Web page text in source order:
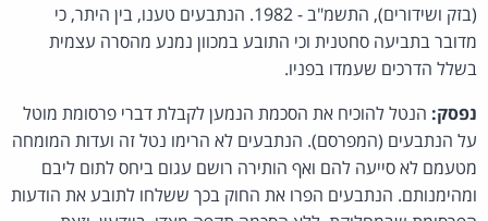
(בזק ושידורים), התשמ"ב - 1982. הנתבעים טענו, בין היתר, כי
מדובר בתביעה סחטנית וכי התובע במכוון נמנע מהסרה עצמית
בשלל הדרכים שעמדו בפניו.
נפסק: הנטל להוכיח את הסכמת הנמען לקבלת דברי פרסומת מוטל
על הנתבעים (המפרסם). הנתבעים לא הרימו נטל זה ועדות המומחה
מטעמם לא סייעה להם ואף הותירה רושם עגום ביחס לתום ליבם
ומהימנותם. הנתבעים הפרו את החוק בכך ששלחו לתובע את הודעות